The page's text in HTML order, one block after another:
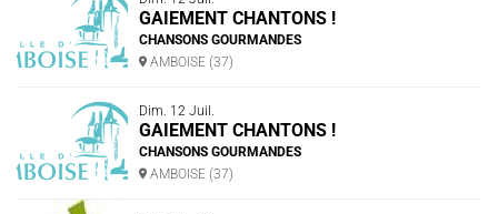
GAIEMENT CHANTONS !
CHANSONS GOURMANDES
AMBOISE (37)
Dim. 12 Juil.
GAIEMENT CHANTONS !
CHANSONS GOURMANDES
AMBOISE (37)